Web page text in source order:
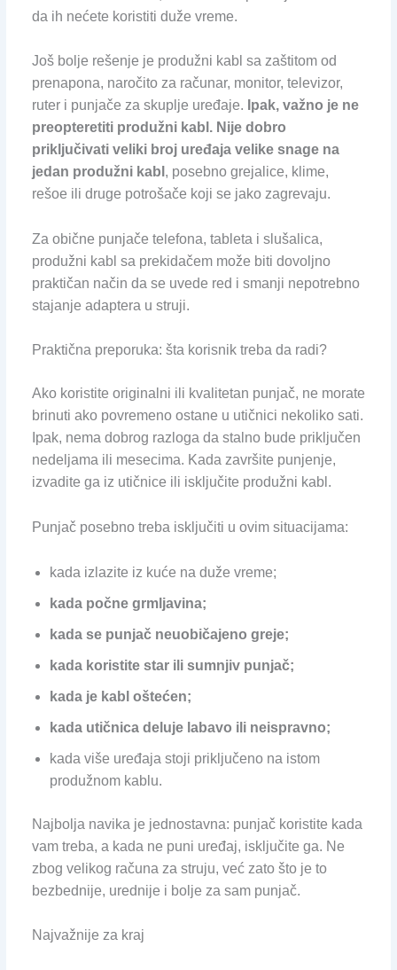
da ih nećete koristiti duže vreme.
Još bolje rešenje je produžni kabl sa zaštitom od
prenapona, naročito za računar, monitor, televizor,
ruter i punjače za skuplje uređaje. Ipak, važno je ne
preopteretiti produžni kabl. Nije dobro
priključivati veliki broj uređaja velike snage na
jedan produžni kabl , posebno grejalice, klime,
rešoe ili druge potrošače koji se jako zagrevaju.
Za obične punjače telefona, tableta i slušalica,
produžni kabl sa prekidačem može biti dovoljno
praktičan način da se uvede red i smanji nepotrebno
stajanje adaptera u struji.
Praktična preporuka: šta korisnik treba da radi?
Ako koristite originalni ili kvalitetan punjač, ne morate
brinuti ako povremeno ostane u utičnici nekoliko sati.
Ipak, nema dobrog razloga da stalno bude priključen
nedeljama ili mesecima. Kada završite punjenje,
izvadite ga iz utičnice ili isključite produžni kabl.
Punjač posebno treba isključiti u ovim situacijama:
kada izlazite iz kuće na duže vreme;
kada počne grmljavina;
kada se punjač neuobičajeno greje;
kada koristite star ili sumnjiv punjač;
kada je kabl oštećen;
kada utičnica deluje labavo ili neispravno;
kada više uređaja stoji priključeno na istom
produžnom kablu.
Najbolja navika je jednostavna: punjač koristite kada
vam treba, a kada ne puni uređaj, isključite ga. Ne
zbog velikog računa za struju, već zato što je to
bezbednije, urednije i bolje za sam punjač.
Najvažnije za kraj